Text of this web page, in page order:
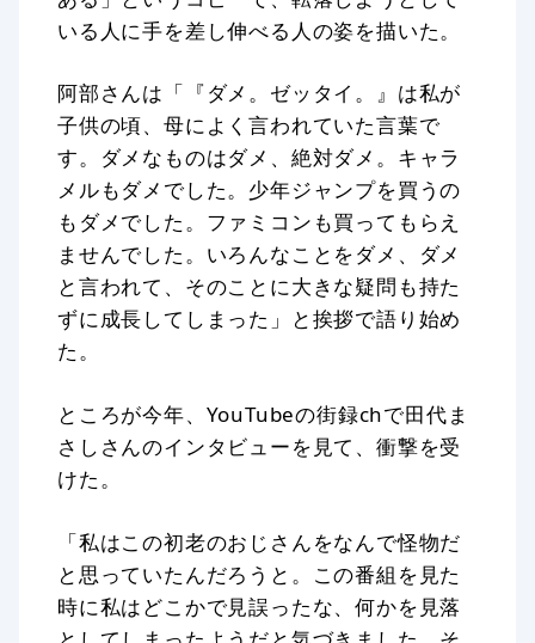
いる人に手を差し伸べる人の姿を描いた。
阿部さんは「『ダメ。ゼッタイ。』は私が
子供の頃、母によく言われていた言葉で
す。ダメなものはダメ、絶対ダメ。キャラ
メルもダメでした。少年ジャンプを買うの
もダメでした。ファミコンも買ってもらえ
ませんでした。いろんなことをダメ、ダメ
と言われて、そのことに大きな疑問も持た
ずに成長してしまった」と挨拶で語り始め
た。
ところが今年、YouTubeの街録chで田代ま
さしさんのインタビューを見て、衝撃を受
けた。
「私はこの初老のおじさんをなんで怪物だ
と思っていたんだろうと。この番組を見た
時に私はどこかで見誤ったな、何かを見落